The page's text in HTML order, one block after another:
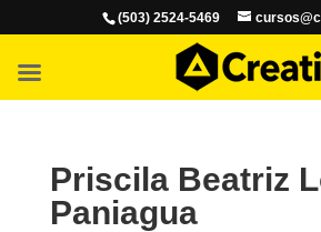
(503) 2524-5469
Priscila Beatriz
Paniagua